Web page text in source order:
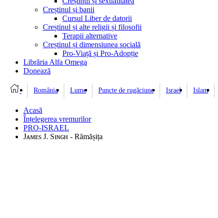
Creștinul și banii
Cursul Liber de datorii
Creștinul și alte religii și filosofii
Terapii alternative
Creștinul și dimensiunea socială
Pro-Viață și Pro-Adopție
Librăria Alfa Omega
Donează
România Lume Puncte de rugăciune Israel Islam
Acasă
Înțelegerea vremurilor
PRO-ISRAEL
Jᴀᴍᴇs J. Sɪɴɢʜ - Rămășița